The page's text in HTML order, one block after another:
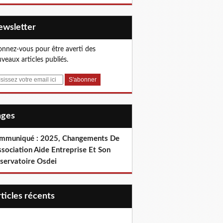
vous pour être averti des
articles publiés.
: 2025, Changements De
Aide Entreprise Et Son
Osdei
récents